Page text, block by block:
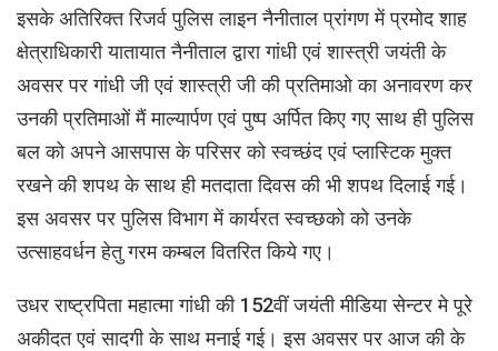
इसके अतिरिक्त रिजर्व पुलिस लाइन नैनीताल प्रांगण में प्रमोद शाह
क्षेत्राधिकारी यातायात नैनीताल द्वारा गांधी एवं शास्त्री जयंती के
अवसर पर गांधी जी एवं शास्त्री जी की प्रतिमाओ का अनावरण कर
उनकी प्रतिमाओं मैं माल्यार्पण एवं पुष्प अर्पित किए गए साथ ही पुलिस
बल को अपने आसपास के परिसर को स्वच्छंद एवं प्लास्टिक मुक्त
रखने की शपथ के साथ ही मतदाता दिवस की भी शपथ दिलाई गई।
इस अवसर पर पुलिस विभाग में कार्यरत स्वच्छको को उनके
उत्साहवर्धन हेतु गरम कम्बल वितरित किये गए।
उधर राष्ट्रपिता महात्मा गांधी की 152वीं जयंती मीडिया सेन्टर मे पूरे
अकीदत एवं सादगी के साथ मनाई गई। इस अवसर पर आज की के